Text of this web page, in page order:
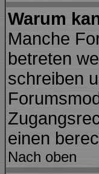
Warum
Manche
betreten
schreiben
einen
Nach oben